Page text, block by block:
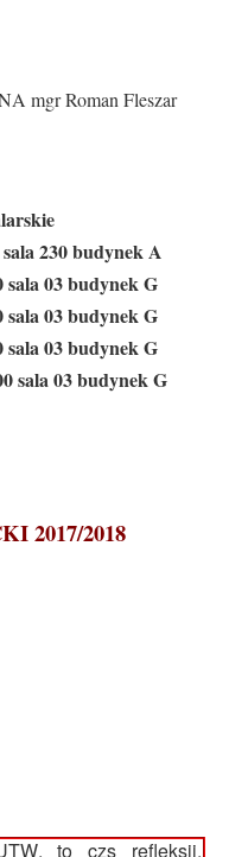
mgr Roman Fleszar
230 budynek A
sala 03 budynek G
sala 03 budynek G
sala 03 budynek G
sala 03 budynek G
2017/2018
to czs refleksji,